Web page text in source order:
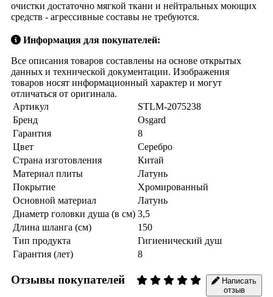
очистки достаточно мягкой ткани и нейтральных моющих
средств - агрессивные составы не требуются.
Информация для покупателей:
Все описания товаров составлены на основе открытых
данных и технической документации. Изображения
товаров носят информационный характер и могут
отличаться от оригинала.
Артикул
STLM-2075238
Бренд
Osgard
Гарантия
8
Цвет
Серебро
Страна изготовления
Китай
Материал плиты
Латунь
Покрытие
Хромированный
Основной материал
Латунь
Диаметр головки душа (в см) 3,5
Длина шланга (см)
150
Тип продукта
Гигиенический душ
Гарантия (лет)
8
Отзывы покупателей
Написать
отзыв